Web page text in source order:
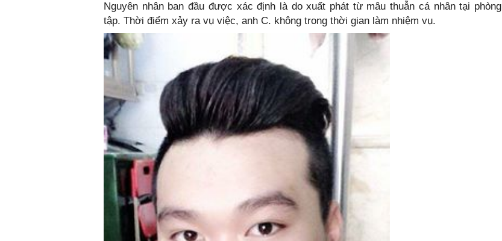
Nguyên nhân ban đầu được xác định là do xuất phát từ mâu thuẫn cá nhân tại phòng
tập. Thời điểm xảy ra vụ việc, anh C. không trong thời gian làm nhiệm vụ.